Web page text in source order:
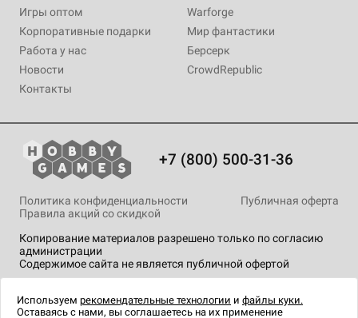
Игры оптом
Корпоративные подарки
Работа у нас
Новости
Контакты
Warforge
Мир фантастики
Берсерк
CrowdRepublic
+7 (800) 500-31-36
Копирование материалов разрешено только по согласию
администрации
Содержимое сайта не является публичной офертой
Политика конфиденциальности
Публичная оферта
Правила акций со скидкой
технологии .
Используем рекомендательные технологии и файлы куки.
Оставаясь с нами, вы соглашаетесь на их применение